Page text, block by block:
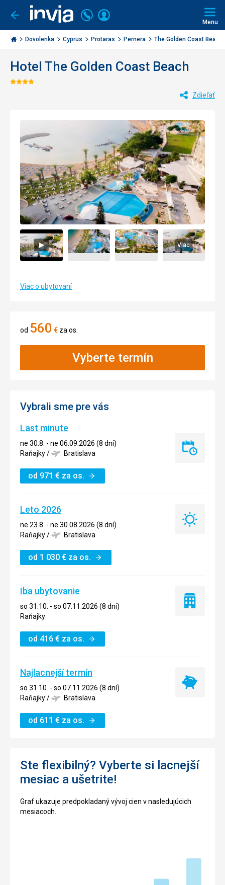
Ísť
späť
Invia.sk
Volajte
+421
2
3221
Prihlásiť
Menu
Dovolenka Cyprus Protaras Pernera The Golden Coast Beach
Hotel The Golden Coast Beach
Hodnotenie:
Zdieľať
Viac
Viac o ubytovaní
od 560 € za os.
Vyberte termín
Vybrali sme pre vás
Last minute
ne 30.8. - ne 06.09.2026 (8 dní)
Raňajky/ Bratislava
od 971 € za os.
Last
Leto 2026
ne 23.8. - ne 30.08.2026 (8 dní)
Raňajky/ Bratislava
od 1 030 € za os.
Leto
Iba ubytovanie
so 31.10. - so 07.11.2026 (8 dní)
Raňajky
od 416 € za os.
Iba
Najlacnejší termín
so 31.10. - so 07.11.2026 (8 dní)
Raňajky/ Bratislava
od 611 € za os.
Najlacnejší
Ste flexibilný? Vyberte si lacnejší
mesiac a ušetrite!
Graf ukazuje predpokladaný vývoj cien v nasledujúcich
mesiacoch.